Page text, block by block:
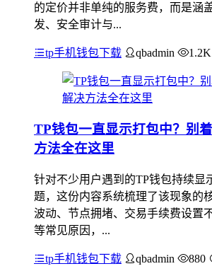
的定价并非单纯的服务费，而是涵
发、安全审计与...
tp手机钱包下载 qbadmin 1.2K
TP钱包一直显示打包中？别
方法全在这里
针对不少用户遇到的TP钱包持续显
题，这份内容系统梳理了该现象的
波动、节点拥堵、交易手续费设置
等常见原因，...
tp手机钱包下载 qbadmin 880